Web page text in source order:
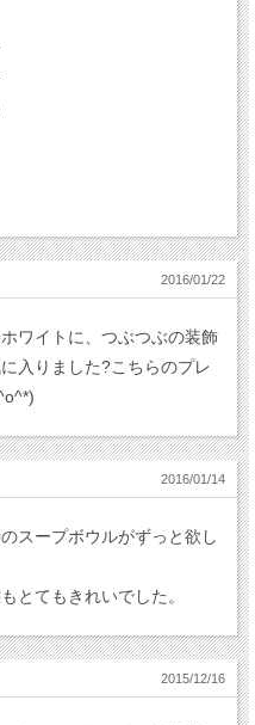
2016/01/22
ワイトに、つぶつぶの装飾
入りました?こちらのプレ
2016/01/14
スープボウルがずっと欲し
とてもきれいでした。
2015/12/16